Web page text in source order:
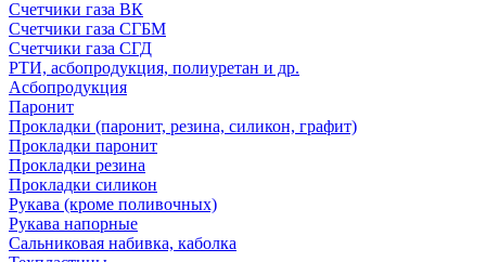
Счетчики газа ВК
Счетчики газа СГБМ
Счетчики газа СГД
РТИ, асбопродукция, полиуретан и др.
Асбопродукция
Паронит
Прокладки (паронит, резина, силикон, графит)
Прокладки паронит
Прокладки резина
Прокладки силикон
Рукава (кроме поливочных)
Рукава напорные
Сальниковая набивка, каболка